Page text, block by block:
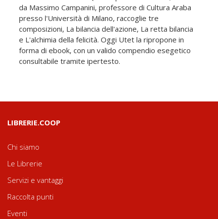
da Massimo Campanini, professore di Cultura Araba
presso l'Università di Milano, raccoglie tre
composizioni, La bilancia dell'azione, La retta bilancia
e L'alchimia della felicità. Oggi Utet la ripropone in
forma di ebook, con un valido compendio esegetico
consultabile tramite ipertesto.
LIBRERIE.COOP
Chi siamo
Le Librerie
Servizi e vantaggi
Raccolta punti
Eventi